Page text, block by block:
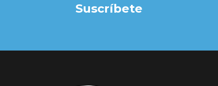
Suscríbete